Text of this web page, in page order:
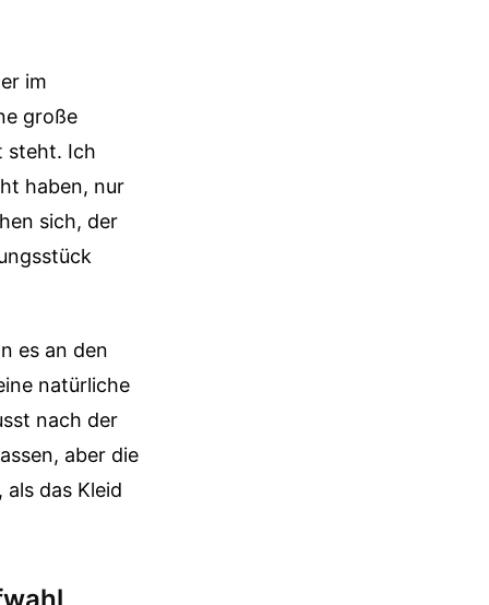
im
große
steht. Ich
haben, nur
sich, der
es an den
natürliche
nach der
aber die
das Kleid